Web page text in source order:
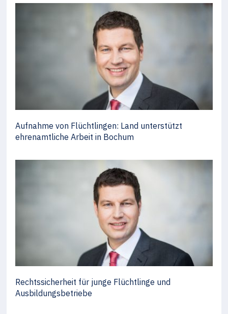
Aufnahme von Flüchtlingen: Land unterstützt
ehrenamtliche Arbeit in Bochum
Rechtssicherheit für junge Flüchtlinge und
Ausbildungsbetriebe